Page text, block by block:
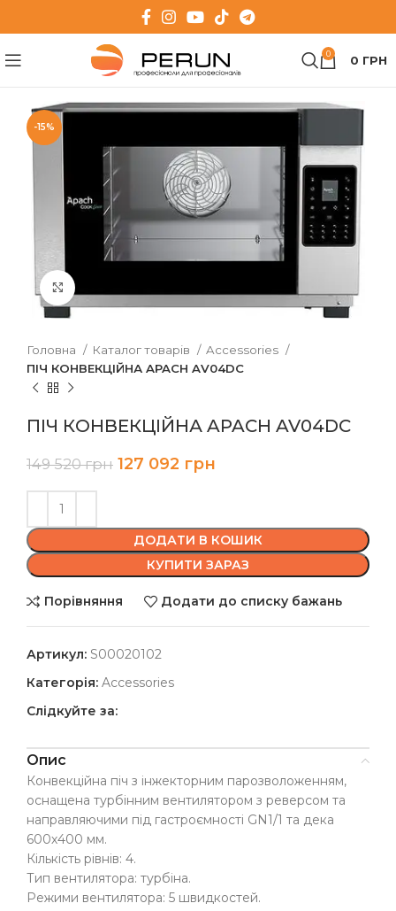
0 0 ГРН
-15%
Головна Каталог товарів
Accessories
ПІЧ КОНВЕКЦІЙНА APACH AV04DC
ПІЧ КОНВЕКЦІЙНА APACH AV04DC
149 520грн 127 092 грн
ДОДАТИ В КОШИК
КУПИТИ ЗАРАЗ
Порівняння Додати до списку бажань
Артикул: S00020102
Категорія: Accessories
Слідкуйте за:
Опис
Конвекційна піч з інжекторним парозволоженням,
оснащена турбінним вентилятором з реверсом та
направляючими під гастроємності GN1/1 та дека
600х400 мм.
Кількість рівнів: 4.
Тип вентилятора: турбіна.
Режими вентилятора: 5 швидкостей.